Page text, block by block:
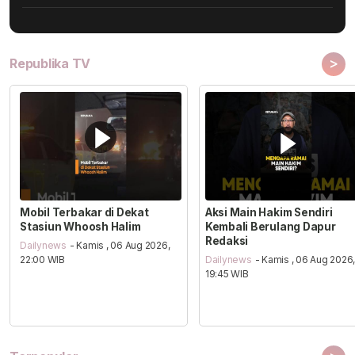
Republika TV >
Mobil Terbakar di Dekat
Stasiun Whoosh Halim
Dailynews - Kamis , 06 Aug 2026,
22:00 WIB
Aksi Main Hakim Sendiri
Kembali Berulang Dapur
Redaksi
Dailynews - Kamis , 06 Aug 2026,
19:45 WIB